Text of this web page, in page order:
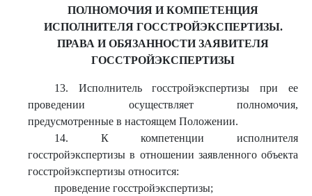
ПОЛНОМОЧИЯ И КОМПЕТЕНЦИЯ
ИСПОЛНИТЕЛЯ ГОССТРОЙЭКСПЕРТИЗЫ.
ПРАВА И ОБЯЗАННОСТИ ЗАЯВИТЕЛЯ
ГОССТРОЙЭКСПЕРТИЗЫ
13. Исполнитель госстройэкспертизы при ее
проведении осуществляет полномочия,
предусмотренные в настоящем Положении.
14. К компетенции исполнителя
госстройэкспертизы в отношении заявленного объекта
госстройэкспертизы относится:
проведение госстройэкспертизы;